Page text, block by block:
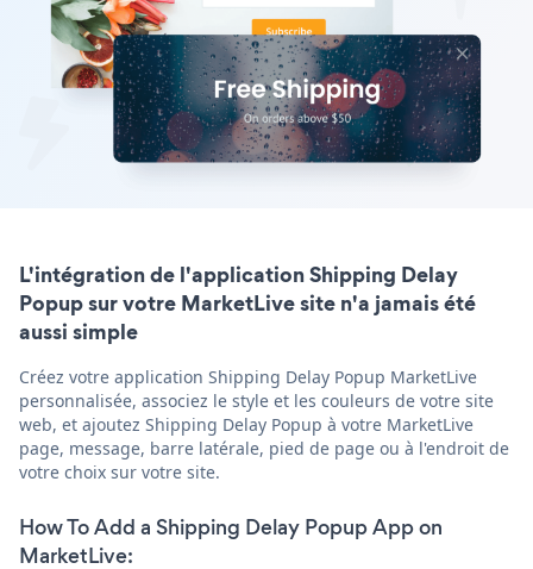
L'intégration de l'application Shipping Delay
Popup sur votre MarketLive site n'a jamais été
aussi simple
Créez votre application Shipping Delay Popup MarketLive
personnalisée, associez le style et les couleurs de votre site
web, et ajoutez Shipping Delay Popup à votre MarketLive
page, message, barre latérale, pied de page ou à l'endroit de
votre choix sur votre site.
How To Add a Shipping Delay Popup App on
MarketLive: